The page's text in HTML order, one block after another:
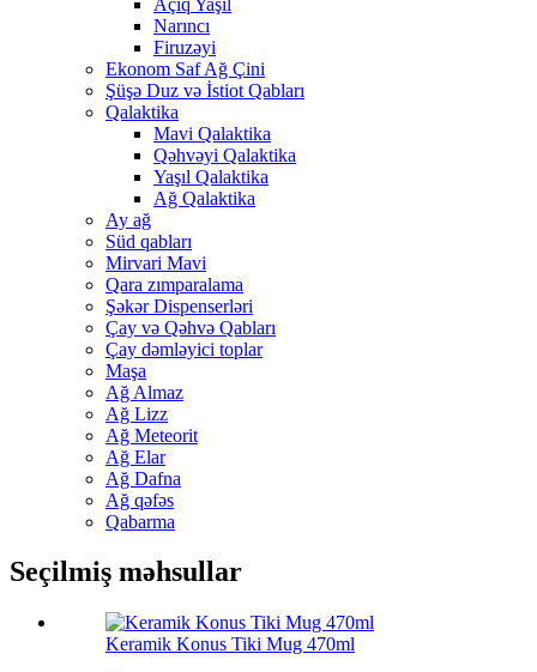
Narıncı
Firuzəyi
Ekonom Saf Ağ Çini
Şüşə Duz və İstiot Qabları
Qalaktika
Mavi Qalaktika
Qəhvəyi Qalaktika
Yaşıl Qalaktika
Ağ Qalaktika
Ay ağ
Süd qabları
Mirvari Mavi
Qara zımparalama
Şəkər Dispenserləri
Çay və Qəhvə Qabları
Çay dəmləyici toplar
Maşa
Ağ Almaz
Ağ Lizz
Ağ Meteorit
Ağ Elar
Ağ Dafna
Ağ qəfəs
Qabarma
Seçilmiş məhsullar
Keramik Konus Tiki Mug 470ml